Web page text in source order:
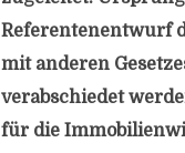
Referentenentwurf
mit anderen
verabschiedet
für die